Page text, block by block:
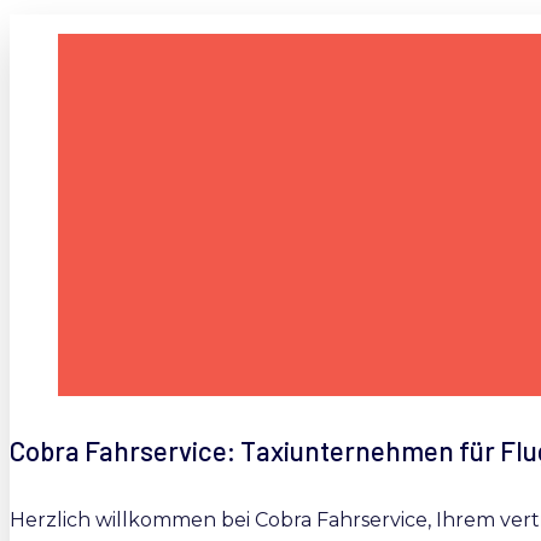
Cobra Fahrservice: Taxiunternehmen für
Herzlich willkommen bei Cobra Fahrservice, Ihrem